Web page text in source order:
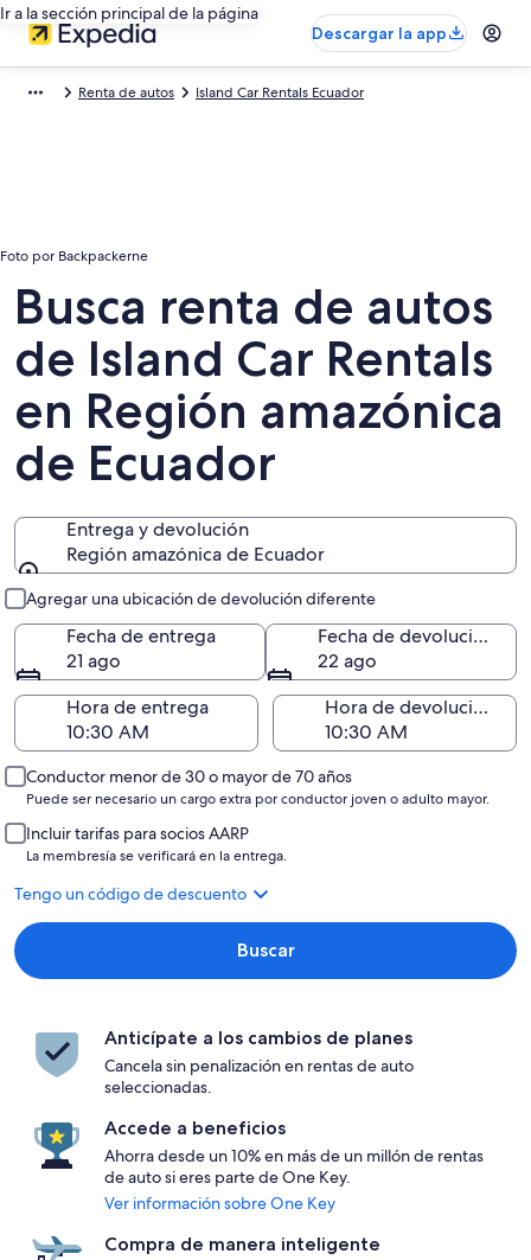
Ir a la sección principal de la página
Descargar la app
Renta de autos Island Car Rentals Ecuador
Foto por Backpackerne
Busca renta de autos
de Island Car Rentals
en Región amazónica
de Ecuador
Entrega y devolución
Región amazónica de Ecuador
Agregar una ubicación de devolución diferente
Fecha de entrega
21 ago
Fecha de devolución
22 ago
Hora de entrega
Hora de devolución
Conductor menor de 30 o mayor de 70 años
Puede ser necesario un cargo extra por conductor joven o adulto mayor.
Incluir tarifas para socios AARP
La membresía se verificará en la entrega.
Tengo un código de descuento
Buscar
Anticípate a los cambios de planes
Cancela sin penalización en rentas de auto
seleccionadas.
Accede a beneficios
Ahorra desde un 10% en más de un millón de rentas
de auto si eres parte de One Key.
Ver información sobre One Key
Compra de manera inteligente